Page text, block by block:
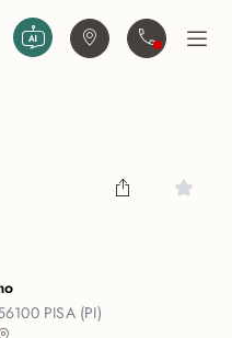
Trova agenziaContattaciApri
PISA (PI)